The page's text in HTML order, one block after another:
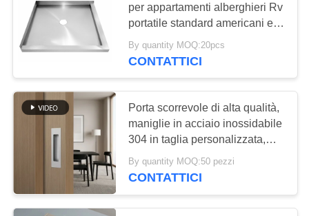
PRIVACY
POLICY
Lavandino della
stazione di lavoro
della cucina
per appartamenti alberghieri Rv
portatile standard americani ed
europei 304 base doccia in
acciaio inossidabile
By quantity MOQ:20pcs
CONTATTICI
Porta scorrevole di alta qualità,
maniglie in acciaio inossidabile
304 in taglia personalizzata,
faccia spazzolata, adatta a
porte e cassetti, maniglie
By quantity MOQ:50 pezzi
CONTATTICI